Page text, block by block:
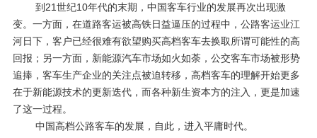
到 21世纪10年代的末期，中国客车行业的发展再次出现激
变。一方面，在道路客运被高铁日益逼压的过程中，公路客运业江
河日下，客户已经很难有欲望购买高档客车去换取所谓可能性的高
回报；另一方面，新能源汽车市场如火如荼，公交客车市场被形势
追捧，客车生产企业的关注点被迫转移，高档客车的理解开始更多
在于新能源技术的更新迭代，而各种新生资本方的注入，更是加速
了这一过程。
中国高档公路客车的发展，自此，进入平庸时代。